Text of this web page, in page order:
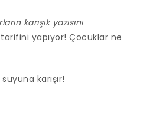
karışık yazısını
yapıyor! Çocuklar ne
karışır!